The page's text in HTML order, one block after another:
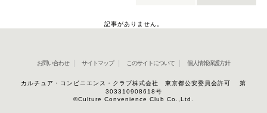
記事がありません。
お問い合わせ サイトマップ このサイトについて 個人情報保護方針
カルチュア・コンビニエンス・クラブ株式会社 東京都公安委員会許可 第
303310908618号
©Culture Convenience Club Co.,Ltd.